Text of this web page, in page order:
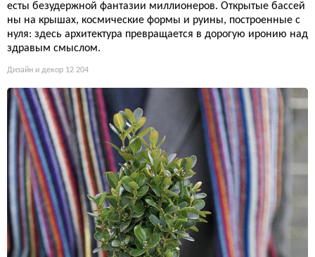
есты безудержной фантазии миллионеров. Открытые бассей
ны на крышах, космические формы и руины, построенные с
нуля: здесь архитектура превращается в дорогую иронию над
здравым смыслом.
Дизайн и декор 12 204